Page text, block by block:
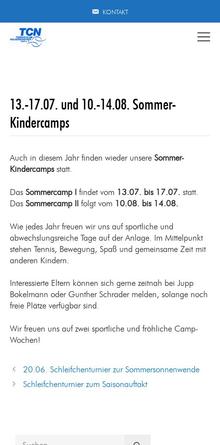
springen
KONTAKT
13.-17.07. und 10.-14.08. Sommer-
Kindercamps
Auch in diesem Jahr finden wieder unsere Sommer-
Kindercampsstatt.
Das Sommercamp I findet vom 13.07. bis 17.07. statt.
Das Sommercamp II folgt vom 10.08. bis 14.08.
Wie jedes Jahr freuen wir uns auf sportliche und
abwechslungsreiche Tage auf der Anlage. Im Mittelpunkt
stehen Tennis, Bewegung, Spaß und gemeinsame Zeit mit
anderen Kindern.
Interessierte Eltern können sich gerne zeitnah bei Jupp
Bokelmann oder Gunther Schrader melden, solange noch
freie Plätze verfügbar sind.
Wir freuen uns auf zwei sportliche und fröhliche Camp-
Wochen!
20.06. Schleifchenturnier zur Sommersonnenwende
Schleifchenturnier zum Saisonauftakt